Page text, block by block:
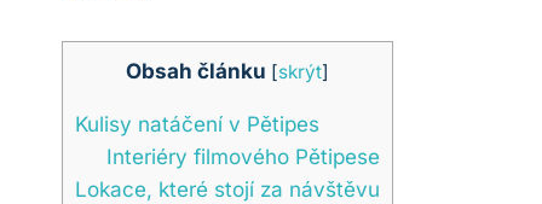
Obsah článku [skrýt]
Kulisy natáčení v Pětipes
Interiéry filmového Pětipese
Lokace, které stojí za návštěvu